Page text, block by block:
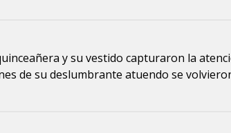
y su vestido capturaron la
de su deslumbrante atuendo se